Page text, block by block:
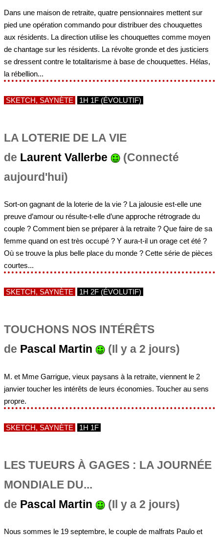
Dans une maison de retraite, quatre pensionnaires mettent sur
pied une opération commando pour distribuer des chouquettes
aux résidents. La direction utilise les chouquettes comme moyen
de chantage sur les résidents. La révolte gronde et des justiciers
se dressent contre le totalitarisme à base de chouquettes. Hélas,
la rébellion...
SKETCH, SAYNÈTE 1H 1F (ÉVOLUTIF)
LA LOTERIE DE LA VIE
de Laurent Vallerbe
(Connecté
aujourd'hui)
Sort-on gagnant de la loterie de la vie ? La jalousie est-elle une
preuve d’amour ou résulte-t-elle d’une approche rétrograde du
couple ? Comment bien se préparer à la retraite ? Que faire de sa
femme quand on est très occupé ? Y aura-t-il un orage cet été ?
Où se trouve la plus belle place du monde ? Cette série de pièces
courtes...
SKETCH, SAYNÈTE 1H 2F (ÉVOLUTIF)
TOUCHONS NOS INTÉRÊTS
de Pascal Martin (Il y a 2 jours)
M. et Mme Garrigue, vieux paysans à la retraite, viennent le 2
janvier toucher les intérêts de leurs économies. Toucher au sens
propre.
SKETCH, SAYNÈTE 1H 1F
LES TUEURS À GAGES : LA JOURNÉE
MONDIALE DU...
de Pascal Martin (Il y a 2 jours)
Nous sommes le 19 septembre, le couple de malfrats Paulo et